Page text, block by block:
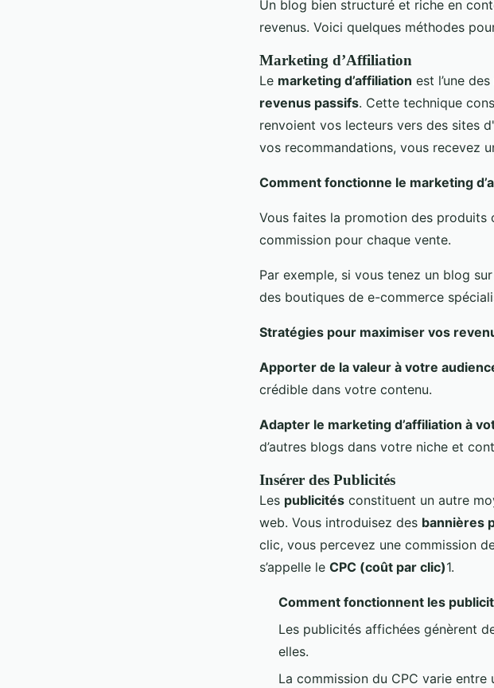
Un blog bien structuré et riche en
revenus. Voici quelques méthodes
Marketing d’Affiliation
Le marketing d’affiliation est l’une
revenus passifs. Cette technique
renvoient vos lecteurs vers des sites
vos recommandations, vous recevez
Comment fonctionne le marketing
Vous faites la promotion des produits
commission pour chaque vente.
Par exemple, si vous tenez un blog
des boutiques de e-commerce
Stratégies pour maximiser vos
Apporter de la valeur à votre
crédible dans votre contenu.
Adapter le marketing d’affiliation à
d’autres blogs dans votre niche et
Insérer des Publicités
Les publicités constituent un autre
web. Vous introduisez des bannières
clic, vous percevez une commission
s’appelle le CPC (coût par clic)1.
Comment fonctionnent les
Les publicités affichées génèrent
elles.
La commission du CPC varie